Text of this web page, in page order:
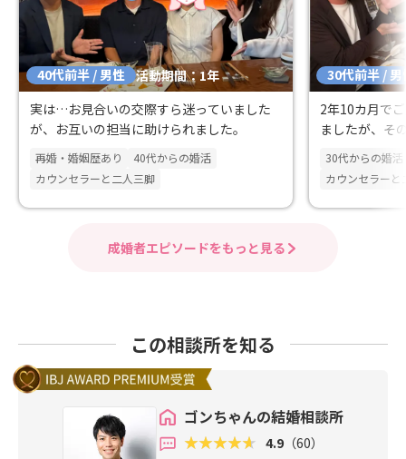
40代前半 / 男性 活動期間：1年
実は…お見合いの交際すら迷っていました
が、お互いの担当に助けられました。
再婚・婚姻歴あり
40代からの婚活
カウンセラーと二人三脚
30代前半 / 男
2年10カ月で
ましたが、そ
ました！
30代からの婚活
カウンセラーと
成婚者エピソードをもっと見る
この相談所を知る
ゴンちゃんの結婚相談所
4.9 （60）